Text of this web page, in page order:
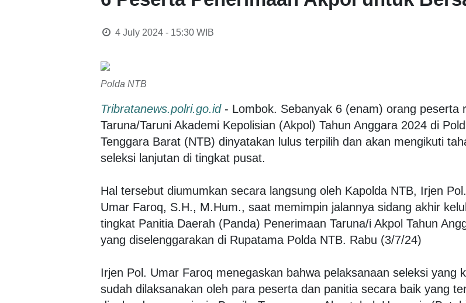
4 July 2024 - 15:30WIB
Polda NTB
Tribratanews.polri.go.id- Lombok. Sebanyak 6 (enam) orang peserta
Taruna/Taruni Akademi Kepolisian (Akpol) Tahun Anggara 2024 di
Tenggara Barat (NTB) dinyatakan lulus terpilih dan akan mengikuti
seleksi lanjutan di tingkat pusat.
Hal tersebut diumumkan secara langsung oleh Kapolda NTB, Irjen
Umar Faroq, S.H., M.Hum., saat memimpin jalannya sidang akhir
tingkat Panitia Daerah (Panda) Penerimaan Taruna/i Akpol Tahun
yang diselenggarakan di Rupatama Polda NTB. Rabu (3/7/24)
Irjen Pol. Umar Faroq menegaskan bahwa pelaksanaan seleksi yang
sudah dilaksanakan oleh para peserta dan panitia secara baik yang